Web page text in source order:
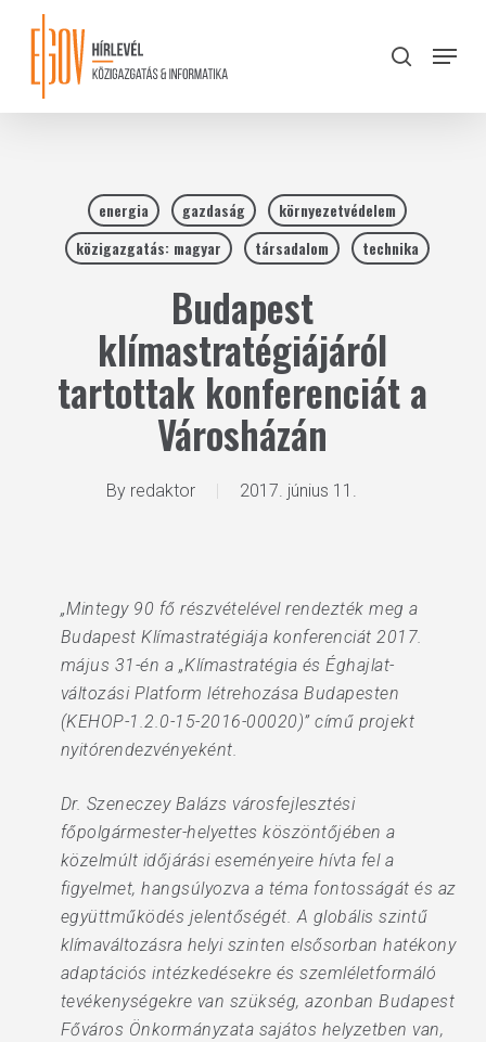
content
search
Menu
energia gazdaság
környezetvédelem
közigazgatás: magyar
társadalom technika
Budapest
klímastratégiájáról
tartottak konferenciát a
Városházán
By redaktor 2017. június 11.
„Mintegy 90 fő részvételével rendezték meg a
Budapest Klímastratégiája konferenciát 2017.
május 31-én a „Klímastratégia és Éghajlat-
változási Platform létrehozása Budapesten
(KEHOP-1.2.0-15-2016-00020)” című projekt
nyitórendezvényeként.
Dr. Szeneczey Balázs városfejlesztési
főpolgármester-helyettes köszöntőjében a
közelmúlt időjárási eseményeire hívta fel a
figyelmet, hangsúlyozva a téma fontosságát és az
együttműködés jelentőségét. A globális szintű
klímaváltozásra helyi szinten elsősorban hatékony
adaptációs intézkedésekre és szemléletformáló
tevékenységekre van szükség, azonban Budapest
Főváros Önkormányzata sajátos helyzetben van,
Close